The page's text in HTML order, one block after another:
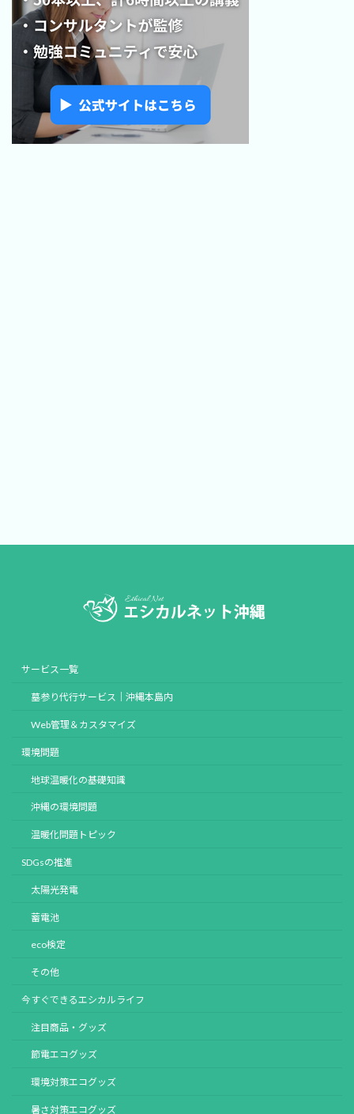
サービス一覧
墓参り代行サービス｜沖縄本島内
Web管理＆カスタマイズ
環境問題
地球温暖化の基礎知識
沖縄の環境問題
温暖化問題トピック
SDGsの推進
太陽光発電
蓄電池
eco検定
その他
今すぐできるエシカルライフ
注目商品・グッズ
節電エコグッズ
環境対策エコグッズ
暑さ対策エコグッズ